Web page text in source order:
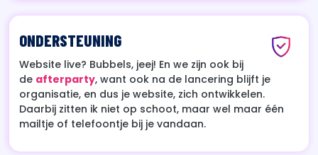
ONDERSTEUNING
Website live? Bubbels, jeej! En we zijn ook bij
de afterparty, want ook na de lancering blijft je
organisatie, en dus je website, zich ontwikkelen.
Daarbij zitten ik niet op schoot, maar wel maar één
mailtje of telefoontje bij je vandaan.